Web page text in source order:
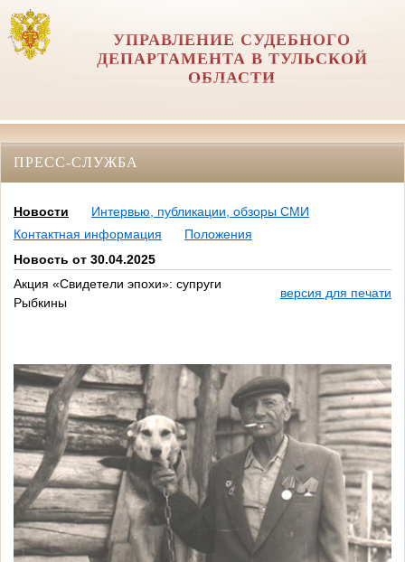
УПРАВЛЕНИЕ СУДЕБНОГО
ДЕПАРТАМЕНТА В ТУЛЬСКОЙ
ОБЛАСТИ
ПРЕСС-СЛУЖБА
Новости
Интервью, публикации, обзоры СМИ
Контактная информация
Положения
Новость от 30.04.2025
Акция «Свидетели эпохи»: супруги
Рыбкины
версия для печати